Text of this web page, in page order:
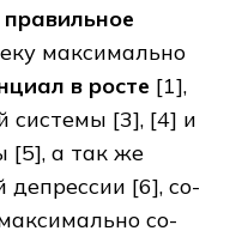
правильное
максимально
в росте [1],
системы [3], [4] и
[5], а так же
депрессии [6], со­
со­